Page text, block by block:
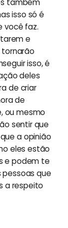
também
isso só é
você faz.
e
isso, é
deles
de criar
de
ou mesmo
sentir que
a opinião
eles estão
e podem te
que
a respeito